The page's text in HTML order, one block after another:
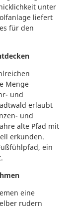
unter
liefert
für den
Menge
und
erlaubt
und
alte Pfad mit
erkunden.
ein
eine
rudern